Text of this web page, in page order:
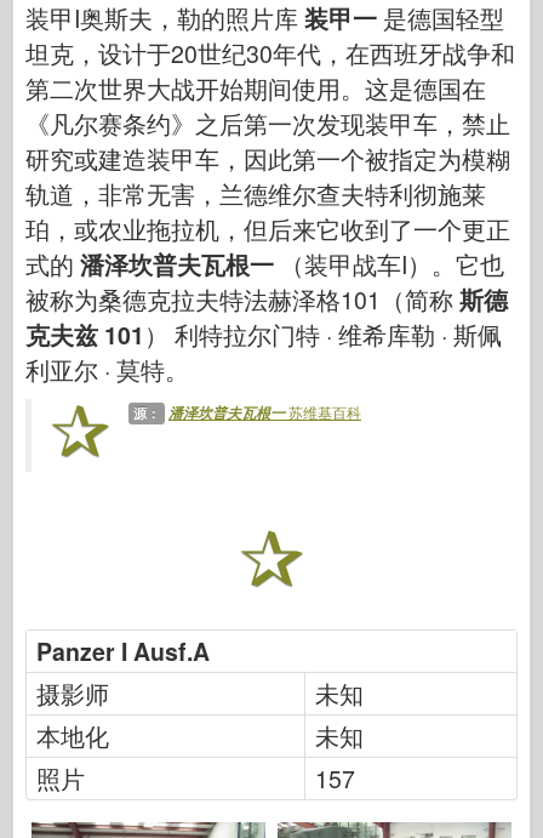
空气修复
空军
AZ 模型
黑狗
野马
网络爱好
德尼普罗莫德
龙
爱德华
长谷川
海勒
Icm
装甲I奥斯夫，勒的照片库装甲一 是德国轻型
坦克，设计于20世纪30年代，在西班牙战争和
第二次世界大战开始期间使用。这是德国在
《凡尔赛条约》之后第一次发现装甲车，禁止
研究或建造装甲车，因此第一个被指定为模糊
轨道，非常无害，兰德维尔查夫特利彻施莱
珀，或农业拖拉机，但后来它收到了一个更正
式的 潘泽坎普夫瓦根一 （装甲战车I）。它也
被称为桑德克拉夫特法赫泽格101（简称斯德
克夫兹 101 ） 利特拉尔门特 · 维希库勒 · 斯佩
利亚尔 · 莫特。
源： 潘泽坎普夫瓦根一苏维基百科
Panzer I Ausf.A
摄影师
未知
本地化
未知
照片
157